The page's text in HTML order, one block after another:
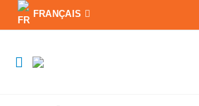
FRANÇAIS